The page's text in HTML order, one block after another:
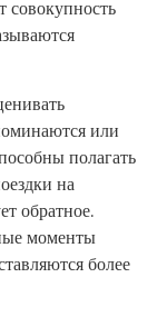
совокупность
или
полагать
на
обратное.
моменты
более